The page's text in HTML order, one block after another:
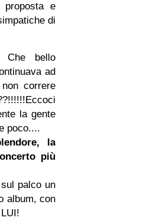
proposta e
di
Che bello
ad
correre
la gente
poco....
la
più
palco un
album, con